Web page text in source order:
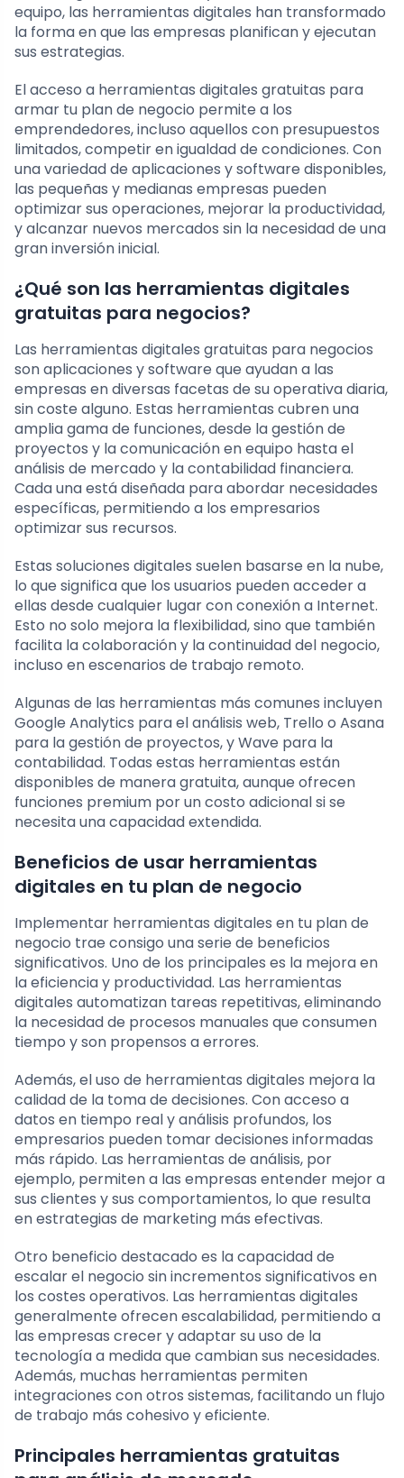
equipo, las herramientas digitales han transformado
la forma en que las empresas planifican y ejecutan
sus estrategias.
El acceso a herramientas digitales gratuitas para
armar tu plan de negocio permite a los
emprendedores, incluso aquellos con presupuestos
limitados, competir en igualdad de condiciones. Con
una variedad de aplicaciones y software disponibles,
las pequeñas y medianas empresas pueden
optimizar sus operaciones, mejorar la productividad,
y alcanzar nuevos mercados sin la necesidad de una
gran inversión inicial.
¿Qué son las herramientas digitales
gratuitas para negocios?
Las herramientas digitales gratuitas para negocios
son aplicaciones y software que ayudan a las
empresas en diversas facetas de su operativa diaria,
sin coste alguno. Estas herramientas cubren una
amplia gama de funciones, desde la gestión de
proyectos y la comunicación en equipo hasta el
análisis de mercado y la contabilidad financiera.
Cada una está diseñada para abordar necesidades
específicas, permitiendo a los empresarios
optimizar sus recursos.
Estas soluciones digitales suelen basarse en la nube,
lo que significa que los usuarios pueden acceder a
ellas desde cualquier lugar con conexión a Internet.
Esto no solo mejora la flexibilidad, sino que también
facilita la colaboración y la continuidad del negocio,
incluso en escenarios de trabajo remoto.
Algunas de las herramientas más comunes incluyen
Google Analytics para el análisis web, Trello o Asana
para la gestión de proyectos, y Wave para la
contabilidad. Todas estas herramientas están
disponibles de manera gratuita, aunque ofrecen
funciones premium por un costo adicional si se
necesita una capacidad extendida.
Beneficios de usar herramientas
digitales en tu plan de negocio
Implementar herramientas digitales en tu plan de
negocio trae consigo una serie de beneficios
significativos. Uno de los principales es la mejora en
la eficiencia y productividad. Las herramientas
digitales automatizan tareas repetitivas, eliminando
la necesidad de procesos manuales que consumen
tiempo y son propensos a errores.
Además, el uso de herramientas digitales mejora la
calidad de la toma de decisiones. Con acceso a
datos en tiempo real y análisis profundos, los
empresarios pueden tomar decisiones informadas
más rápido. Las herramientas de análisis, por
ejemplo, permiten a las empresas entender mejor a
sus clientes y sus comportamientos, lo que resulta
en estrategias de marketing más efectivas.
Otro beneficio destacado es la capacidad de
escalar el negocio sin incrementos significativos en
los costes operativos. Las herramientas digitales
generalmente ofrecen escalabilidad, permitiendo a
las empresas crecer y adaptar su uso de la
tecnología a medida que cambian sus necesidades.
Además, muchas herramientas permiten
integraciones con otros sistemas, facilitando un flujo
de trabajo más cohesivo y eficiente.
Principales herramientas gratuitas